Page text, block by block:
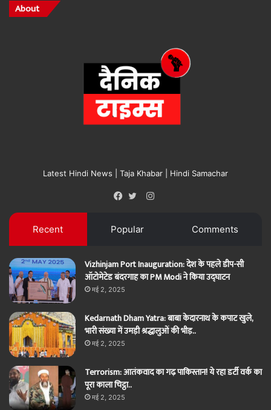
About
Latest Hindi News | Taja Khabar | Hindi Samachar
Instagram
Recent Popular Comments
Vizhinjam Port Inauguration: देश के पहले डीप-सी
ऑटोमेटेड बंदरगाह का PM Modi ने किया उद्घाटन
मई 2, 2025
Kedarnath Dham Yatra: बाबा केदारनाथ के कपाट खुले,
भारी संख्या में उमड़ी श्रद्धालुओं की भीड़..
मई 2, 2025
Terrorism: आतंकवाद का गढ़ पाकिस्तान! ये रहा डर्टी वर्क का
पूरा काला चिट्ठा..
मई 2, 2025